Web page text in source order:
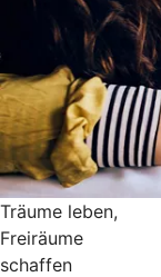
Träume leben,
Freiräume
schaffen